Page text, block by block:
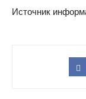
Источник